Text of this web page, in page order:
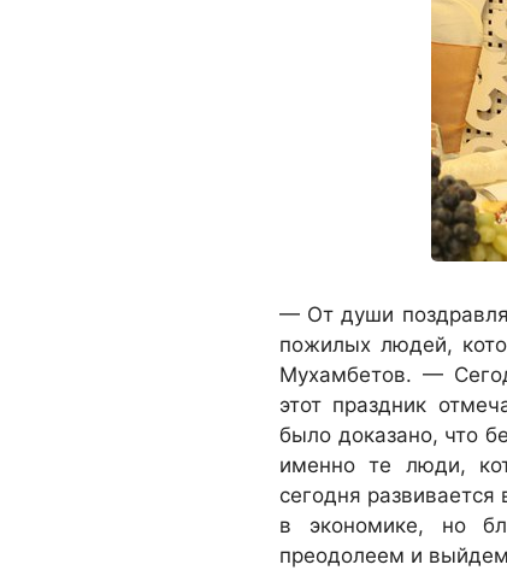
— От души
пожилых людей,
Мухамбетов. —
этот праздник
было доказано, что
именно те люди,
сегодня развивается
в экономике, но
преодолеем и